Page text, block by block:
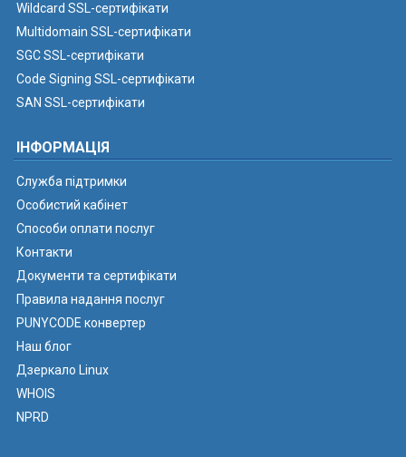
Wildcard SSL-сертифікати
Multidomain SSL-сертифікати
SGC SSL-сертифікати
Code Signing SSL-сертифікати
SAN SSL-сертифікати
ІНФОРМАЦІЯ
Служба підтримки
Особистий кабінет
Способи оплати послуг
Контакти
Документи та сертифікати
Правила надання послуг
PUNYCODE конвертер
Наш блог
Дзеркало Linux
WHOIS
NPRD